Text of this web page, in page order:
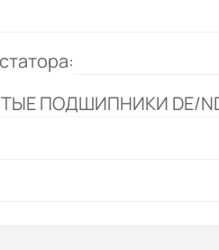
ПОДШИПНИКИ DE/